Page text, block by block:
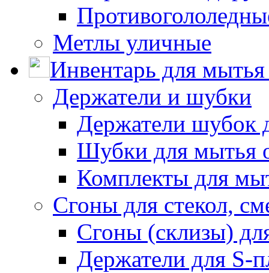
Метлы уличные
Инвентарь для мытья
Держатели и шубки
Держатели шубок
Шубки для мытья
Комплекты для
Сгоны для стекол,
Сгоны (склизы)
Держатели для S-